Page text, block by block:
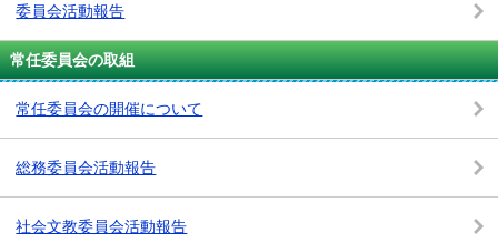
委員会活動報告
常任委員会の取組
常任委員会の開催について
総務委員会活動報告
社会文教委員会活動報告